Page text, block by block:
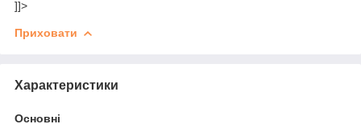
]]>
Приховати
Характеристики
Основні